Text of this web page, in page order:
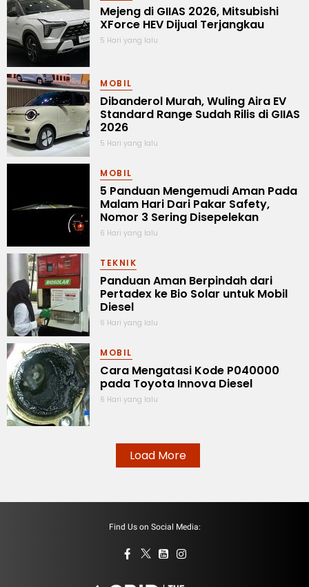
Mejeng di GIIAS 2026, Mitsubishi
XForce HEV Dijual Terjangkau
5 Hari yang lalu
MOBIL
Dibanderol Murah, Wuling Aira EV
Standard Range Sudah Rilis di GIIAS
2026
5 Hari yang lalu
MOBIL
5 Panduan Mengemudi Aman Pada
Malam Hari Dari Pakar Safety,
Nomor 3 Sering Disepelekan
6 Hari yang lalu
TEKNIK
Panduan Aman Berpindah dari
Pertadex ke Bio Solar untuk Mobil
Diesel
6 Hari yang lalu
MOBIL
Cara Mengatasi Kode P040000
pada Toyota Innova Diesel
6 Hari yang lalu
Load More
Find Us on Social Media: